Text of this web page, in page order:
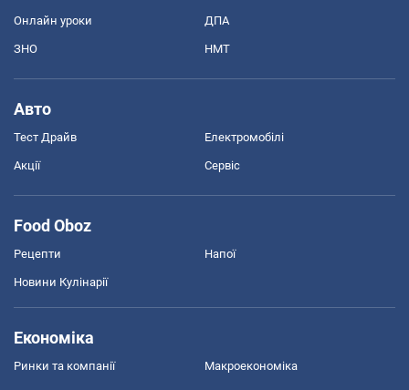
Онлайн уроки ДПА
ЗНО НМТ
Авто
Тест Драйв Електромобілі
Акції Сервіс
Food Oboz
Рецепти Напої
Новини Кулінарії
Економіка
Ринки та компанії Макроекономіка